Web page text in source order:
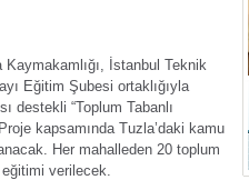
İstanbul Teknik
Eğitim Şubesi ortaklığıyla
destekli “Toplum Tabanlı
kapsamında Tuzla’daki kamu
Her mahalleden 20 toplum
verilecek.
Çaykaralılar Derneğinden
anlamlı ziyaret